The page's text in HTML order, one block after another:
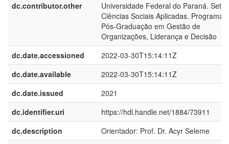
dc.contributor.other
Universidade Federal do Paraná.
Ciências Sociais Aplicadas. Programa
Pós-Graduação em Gestão de
Organizações, Liderança e Decisão
dc.date.accessioned
2022-03-30T15:14:11Z
dc.date.available
2022-03-30T15:14:11Z
dc.date.issued
2021
dc.identifier.uri
https://hdl.handle.net/1884/73911
dc.description
Orientador: Prof. Dr. Acyr Seleme